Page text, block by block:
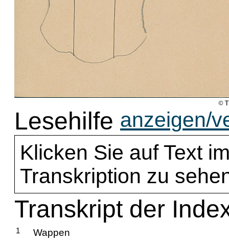
Lesehilfe anzeigen/
Klicken Sie auf Text
Transkription zu
Transkript der
1 Wappen